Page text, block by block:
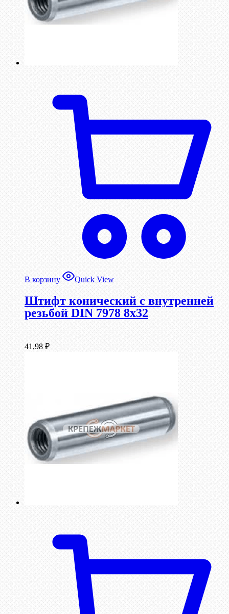
В корзину Quick View
Штифт конический с внутренней
резьбой DIN 7978 8х32
41,98 ₽